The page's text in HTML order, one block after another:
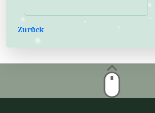
Zurück